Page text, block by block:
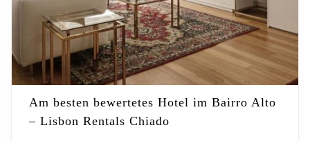
Am besten bewertetes Hotel im Bairro Alto
– Lisbon Rentals Chiado